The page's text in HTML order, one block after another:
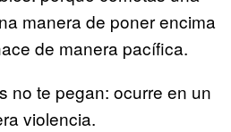
manera de poner encima
de manera pacífica.
no te pegan: ocurre en un
violencia.